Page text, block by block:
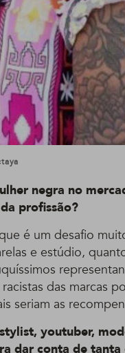
negra no
profissão?
é um desafio
e estúdio,
das marcas
seriam as
youtuber,
dar conta de tanta